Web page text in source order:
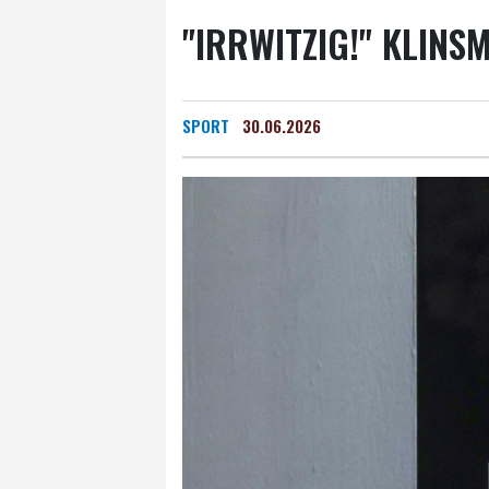
"IRRWITZIG!"
SPORT 30.06.2026